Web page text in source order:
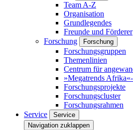
Team A-Z
Organisation
Grundlegendes
Freunde und Förderer
Forschung
Forschung
Forschungsgruppen
Themenlinien
Centrum für
»Megatrends
Forschungsprojekte
Forschungscluster
Forschungsrahmen
Service
Service
Navigation zuklappen